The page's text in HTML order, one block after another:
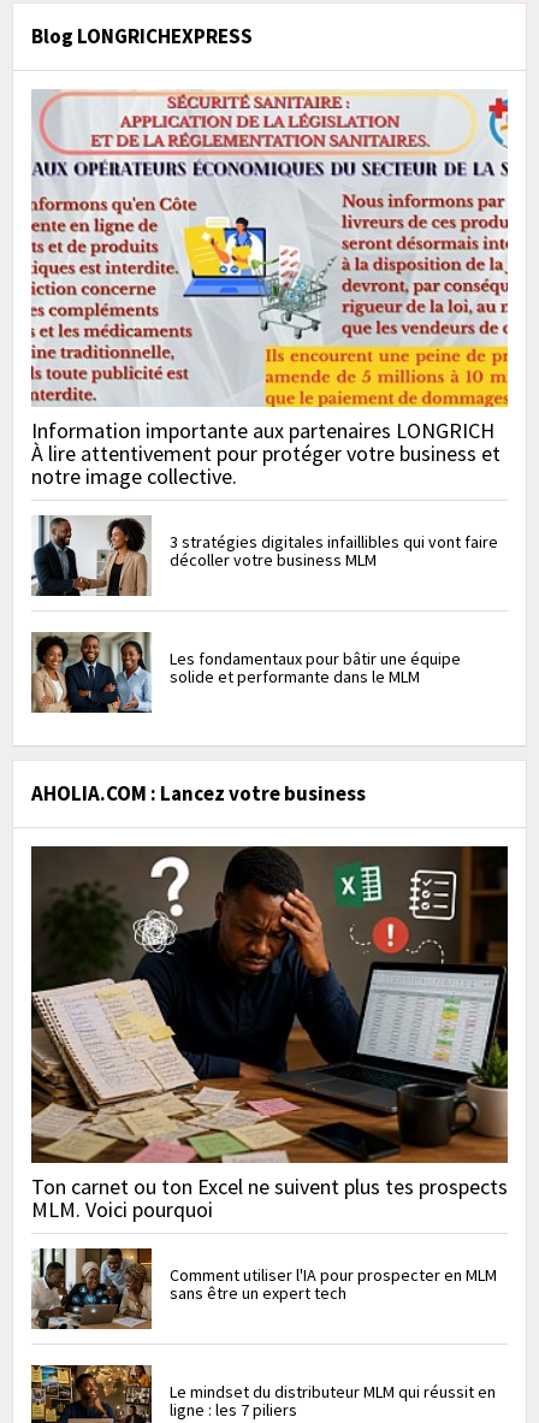
Blog LONGRICHEXPRESS
Information importante aux partenaires LONGRICH
À lire attentivement pour protéger votre business et
notre image collective.
3 stratégies digitales infaillibles qui vont faire
décoller votre business MLM
Les fondamentaux pour bâtir une équipe
solide et performante dans le MLM
AHOLIA.COM : Lancez votre business
Ton carnet ou ton Excel ne suivent plus tes prospects
MLM. Voici pourquoi
Comment utiliser l'IA pour prospecter en MLM
sans être un expert tech
Le mindset du distributeur MLM qui réussit en
ligne : les 7 piliers